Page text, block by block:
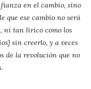
en el cambio, sino
que ese cambio no será
tan lírico como los
sin creerlo, y a veces
de la revolución que no